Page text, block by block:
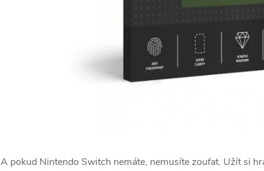
A pokud Nintendo Switch nemáte, nemusíte zoufat. Užít si